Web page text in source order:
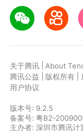
关于腾讯 About
腾讯公益
版权所有
用户协议
版本号: 9.2.5
备案号: 粤B2-
主办者: 深圳市腾讯计